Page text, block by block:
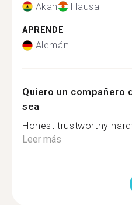
Akan Hausa
APRENDE
Alemán
Quiero un compañero
sea
Honest trustworthy
Leer más